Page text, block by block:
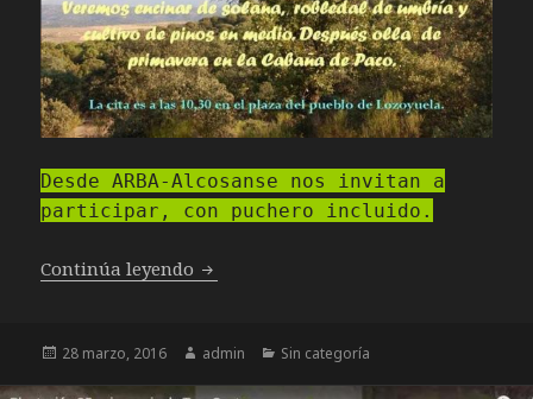
Desde ARBA-Alcosanse nos invitan a
participar, con puchero incluido.
Continúa leyendo Excursión al Cerro de las Cinco Villas
Publicado
28 marzo, 2016 Autor
admin Categorías
Sin categoría